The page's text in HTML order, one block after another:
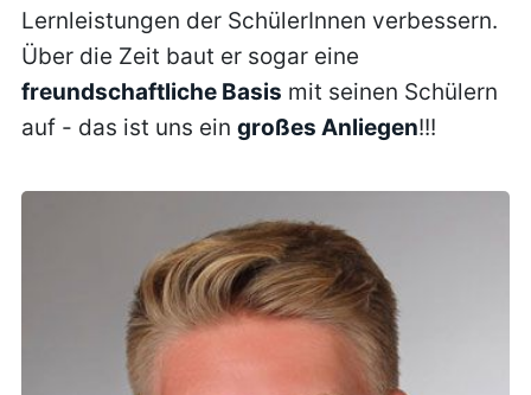
Lernleistungen der SchülerInnen verbessern.
Über die Zeit baut er sogar eine
freundschaftliche Basis mit seinen Schülern
auf - das ist uns ein großes Anliegen!!!